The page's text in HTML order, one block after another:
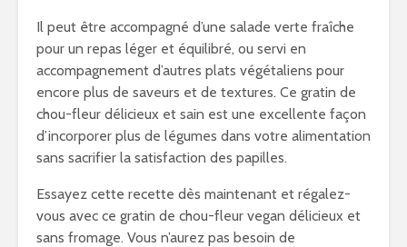
Il peut être accompagné d’une salade verte fraîche
pour un repas léger et équilibré, ou servi en
accompagnement d’autres plats végétaliens pour
encore plus de saveurs et de textures. Ce gratin de
chou-fleur délicieux et sain est une excellente façon
d’incorporer plus de légumes dans votre alimentation
sans sacrifier la satisfaction des papilles.
Essayez cette recette dès maintenant et régalez-
vous avec ce gratin de chou-fleur vegan délicieux et
sans fromage. Vous n’aurez pas besoin de